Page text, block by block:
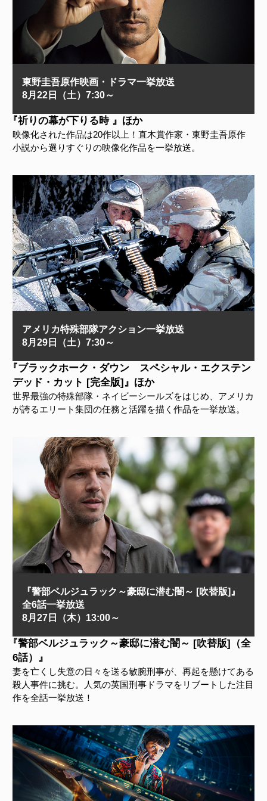
東野圭吾原作映画・ドラマ一挙放送
8月22日（土）7:30～
『祈りの幕が下りる時 』ほか
映像化された作品は20作以上！直木賞作家・東野圭吾原作
小説から選りすぐりの映像化作品を一挙放送。
アメリカ特殊部隊アクション一挙放送
8月29日（土）7:30～
『ブラックホーク・ダウン スペシャル・エクステン
デッド・カット [完全版]』ほか
世界最強の特殊部隊・ネイビーシールズをはじめ、アメリカ
が誇るエリート集団の任務と活躍を描く作品を一挙放送。
『警部ベルジュラック～豪邸に潜む闇～ [吹替版]』
全6話一挙放送
8月27日（木）13:00～
『警部ベルジュラック～豪邸に潜む闇～ [吹替版]（全
6話）』
妻を亡くし失意の日々を送る敏腕刑事が、再起を懸けてある
殺人事件に挑む。人気の英国刑事ドラマをリブートした注目
作を全話一挙放送！